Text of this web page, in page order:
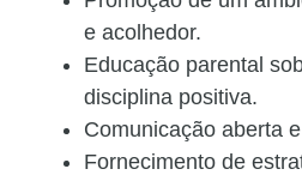
e acolhedor.
Educação parental
disciplina positiva.
Comunicação aberta
Fornecimento de